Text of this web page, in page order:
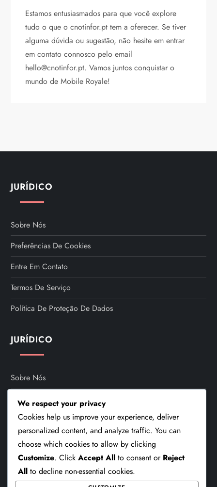
Estamos entusiasmados para que você explore
tudo o que o cnotinfor.pt tem a oferecer. Se tiver
alguma dúvida ou sugestão, não hesite em entrar
em contato connosco pelo email
hello@cnotinfor.pt. Vamos juntos conquistar o
mundo de Mobile Royale!
JURÍDICO
Sobre Nós
Preferências De Cookies
Entre Em Contato
Termos De Serviço
Política De Proteção De Dados
JURÍDICO
Sobre Nós
Preferências De Cookies
Entre Em Contato
Termos De Serviço
Política De Proteção De Dados
We respect your privacy
Cookies help us improve your experience, deliver
personalized content, and analyze traffic. You can
choose which cookies to allow by clicking
Customize. Click Accept All to consent or Reject
All to decline non-essential cookies.